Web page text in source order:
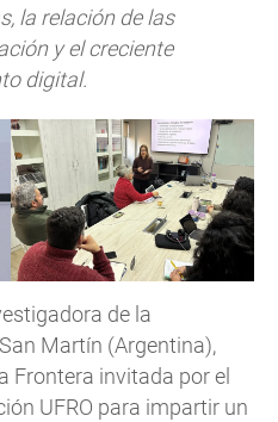
la relación de las
y el creciente
digital.
de la
Martín (Argentina),
Frontera invitada por el
UFRO para impartir un